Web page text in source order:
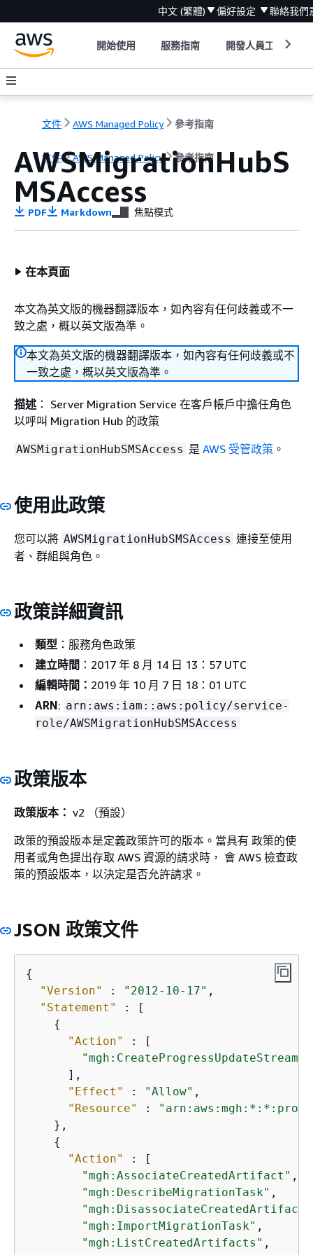
中文 (繁體) 偏好設定 聯絡我們
開始使用 服務指南 開發人員工具
文件 AWS Managed Policy 參考指南
文件 AWS Managed Policy 參考指南
AWSMigrationHubS
MSAccess
PDF Markdown 焦點模式
在本頁面
本文為英文版的機器翻譯版本，如內容有任何歧義或不一
致之處，概以英文版為準。
本文為英文版的機器翻譯版本，如內容有任何歧義或不
一致之處，概以英文版為準。
描述 ： Server Migration Service 在客戶帳戶中擔任角色
以呼叫 Migration Hub 的政策
AWSMigrationHubSMSAccess 是 AWS 受管政策 。
使用此政策
您可以將 AWSMigrationHubSMSAccess 連接至使用
者、群組與角色。
政策詳細資訊
類型 ：服務角色政策
建立時間 ：2017 年 8 月 14 日 13：57 UTC
編輯時間： 2019 年 10 月 7 日 18：01 UTC
ARN: arn:aws:iam::aws:policy/service-
role/AWSMigrationHubSMSAccess
政策版本
政策版本： v2 （預設）
政策的預設版本是定義政策許可的版本。當具有 政策的使
用者或角色提出存取 AWS 資源的請求時， 會 AWS 檢查政
策的預設版本，以決定是否允許請求。
JSON 政策文件
{
"Version"
: "2012-10-17" ,
"Statement"
: [
{
"Action"
: [
"mgh:CreateProgressUpdateStream"
      ],
"Effect"
: "Allow" ,
"Resource"
:
    },
{
"Action"
: [
"mgh:AssociateCreatedArtifact" ,
"mgh:DescribeMigrationTask" ,
"mgh:DisassociateCreatedArtifact"
"mgh:ImportMigrationTask" ,
"mgh:ListCreatedArtifacts" ,